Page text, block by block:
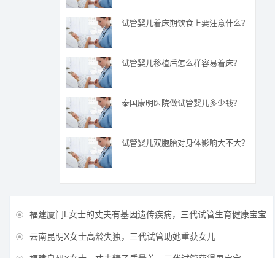
试管婴儿着床期饮食上要注意什么？
试管婴儿移植后怎么样容易着床？
泰国康明医院做试管婴儿多少钱？
试管婴儿双胞胎对身体影响大不大？
 福建厦门L女士的丈夫有基因遗传疾病，三代试管生育健康宝宝
 云南昆明X女士高龄失独，三代试管助她重获女儿